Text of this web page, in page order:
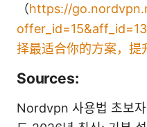
（https://
择最适合你的方案，提
Sources:
Nordvpn 사용법 초보자